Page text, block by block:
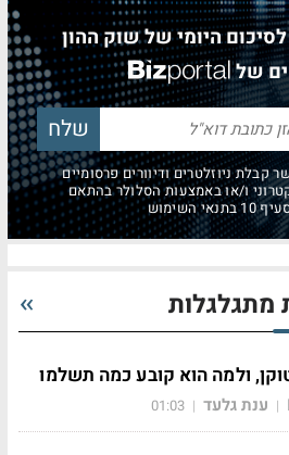
היומי של שוק ההון
של
קבלת ניוזלטרים ודיוורים פרסומיים
ו/או באמצעות הסלולר בהתאם
השימוש
מתגלגלות
ולמה הוא קובע כמה תשלמו
| ענת גלעד |
01:03